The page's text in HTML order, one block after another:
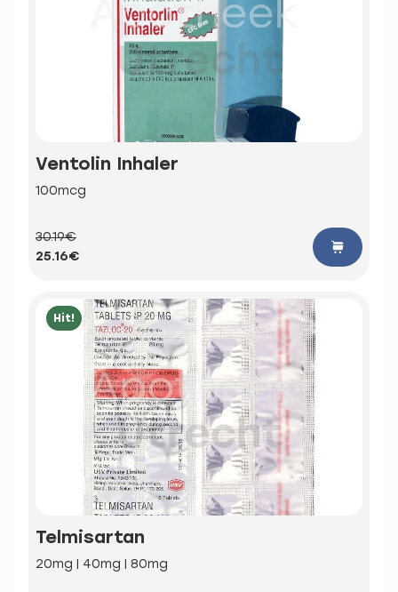
Ventolin Inhaler
100mcg
30.19€
25.16€
Hit!
Telmisartan
20mg | 40mg | 80mg